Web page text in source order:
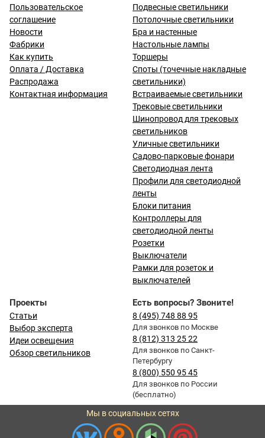
Пользовательское
соглашение
Новости
Фабрики
Как купить
Оплата / Доставка
Распродажа
Контактная информация
Подвесные светильники
Потолочные светильники
Бра и настенные
Настольные лампы
Торшеры
Споты (точечные накладные
светильники)
Встраиваемые светильники
Трековые светильники
Шинопровод для трековых
светильников
Уличные светильники
Садово-парковые фонари
Светодиодная лента
Профили для светодиодной
ленты
Блоки питания
Контроллеры для
светодиодной ленты
Розетки
Выключатели
Рамки для розеток и
выключателей
Проекты
Статьи
Выбор эксперта
Идеи освещения
Обзор светильников
Есть вопросы? Звоните!
8 (495) 748 88 95
Для звонков по Москве
8 (812) 313 25 22
Для звонков по Санкт-
Петербургу
8 (800) 550 95 45
Для звонков по России
(бесплатно)
Мы в социальных сетях